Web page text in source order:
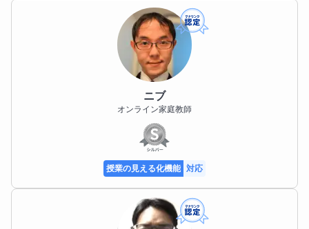
ニブ
オンライン家庭教師
授業の見える化機能 対応